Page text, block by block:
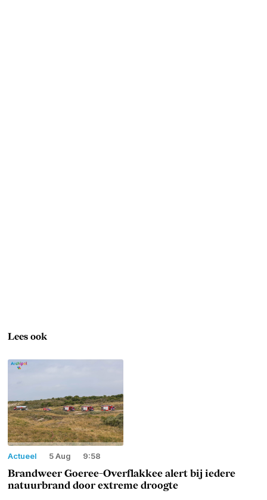
Lees ook
Actueel 5 Aug 9:58
Brandweer Goeree-Overflakkee alert bij iedere
natuurbrand door extreme droogte